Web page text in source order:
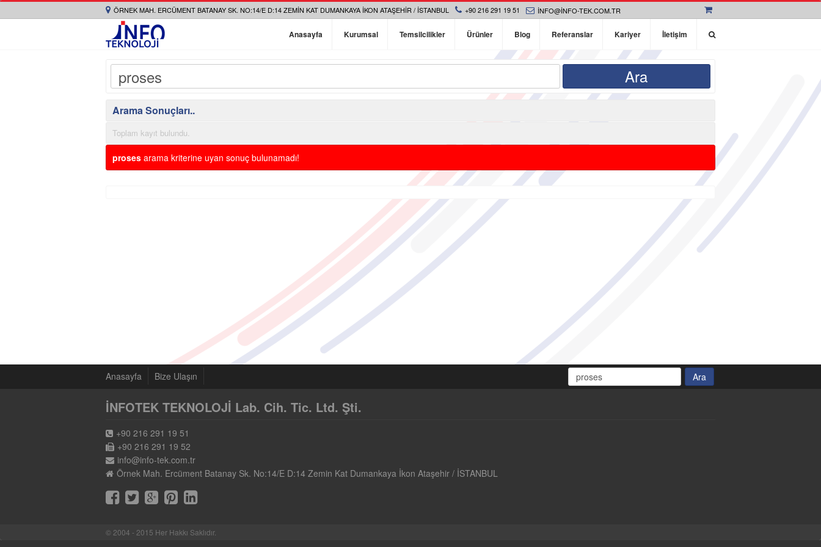
ÖRNEK MAH. ERCÜMENT BATANAY SK. NO:14/E D:14 ZEMIN KAT DUMANKAYA İKON ATAŞEHIR / İSTANBUL +90 216 291 19 51 INFO@INFO-TEK.COM.TR
Anasayfa Kurumsal Temsilcilikler Ürünler Blog Referanslar Kariyer İletişim
Arama Sonuçları..
Toplam kayıt bulundu.
proses arama kriterine uyan sonuç bulunamadı!
Anasayfa Bize Ulaşın
İNFOTEK TEKNOLOJİ Lab. Cih. Tic. Ltd. Şti.
+90 216 291 19 51
+90 216 291 19 52
info@info-tek.com.tr
Örnek Mah. Ercüment Batanay Sk. No:14/E D:14 Zemin Kat Dumankaya İkon Ataşehir / İSTANBUL
© 2004 - 2015 Her Hakkı Saklıdır.